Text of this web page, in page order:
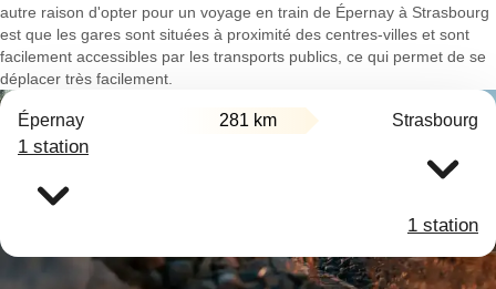
autre raison d'opter pour un voyage en train de Épernay à Strasbourg
est que les gares sont situées à proximité des centres-villes et sont
facilement accessibles par les transports publics, ce qui permet de se
déplacer très facilement.
Épernay 281 km Strasbourg
1 station
1 station